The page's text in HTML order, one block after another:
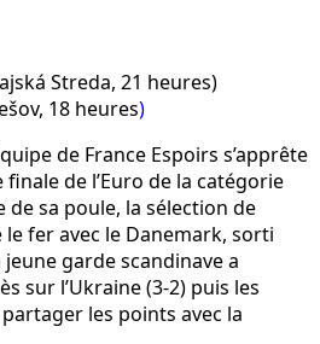
Streda, 21 heures)
18 heures)
de France Espoirs s’apprête
de l’Euro de la catégorie
de sa poule, la sélection de
fer avec le Danemark, sorti
garde scandinave a
sur l’Ukraine (3-2) puis les
partager les points avec la